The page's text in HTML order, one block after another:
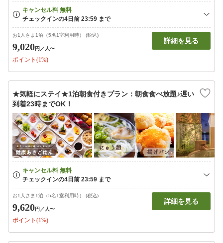
お1人さま1泊（5名1室利用時） (税込)
9,020円 ／人〜
ポイント(1%)
詳細を見る
★気軽にステイ★1泊朝食付きプラン：朝食食べ放題♪遅い
到着23時までOK！
お1人さま1泊（5名1室利用時） (税込)
9,620円 ／人〜
ポイント(1%)
詳細を見る